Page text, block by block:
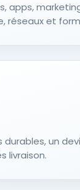
apps,
réseaux et
durables, un
livraison.